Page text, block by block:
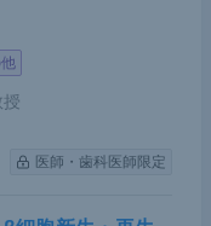
医師・歯科医師限定